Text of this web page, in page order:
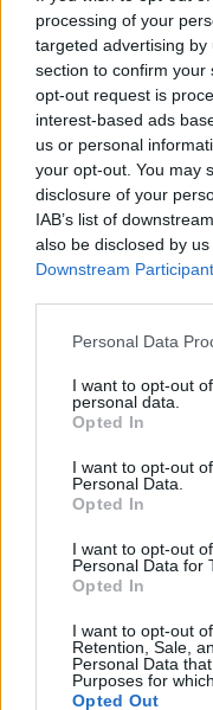
processing of your
targeted advertising
section to confirm your
opt-out request is
interest-based ads
us or personal
your opt-out. You may
disclosure of your
IAB’s list of
also be disclosed by
Downstream
Personal Data
I want to opt-out
personal data.
Opted In
I want to opt-out
Personal Data.
Opted In
I want to opt-out
Personal Data for
Opted In
I want to opt-out
Retention, Sale,
Personal Data
Purposes for
Opted Out
σχετικά με το
Facebook,
ακολουθήστε μας
Michael Jordan
Προηγούμενο